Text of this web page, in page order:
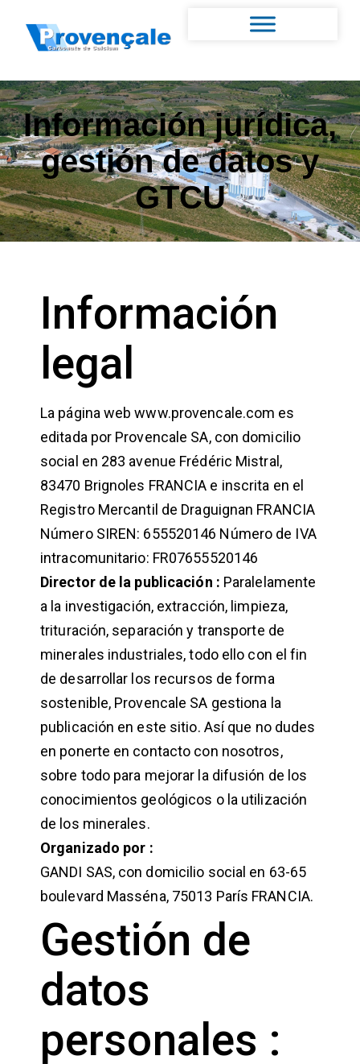
Información jurídica,
gestión de datos y
GTCU
Información
legal
La página web www.provencale.com es
editada por Provencale SA, con domicilio
social en 283 avenue Frédéric Mistral,
83470 Brignoles FRANCIA e inscrita en el
Registro Mercantil de Draguignan FRANCIA
Número SIREN: 655520146 Número de IVA
intracomunitario: FR07655520146
Director de la publicación : Paralelamente
a la investigación, extracción, limpieza,
trituración, separación y transporte de
minerales industriales, todo ello con el fin
de desarrollar los recursos de forma
sostenible, Provencale SA gestiona la
publicación en este sitio. Así que no dudes
en ponerte en contacto con nosotros,
sobre todo para mejorar la difusión de los
conocimientos geológicos o la utilización
de los minerales.
Organizado por :
GANDI SAS, con domicilio social en 63-65
boulevard Masséna, 75013 París FRANCIA.
Gestión de
datos
personales :